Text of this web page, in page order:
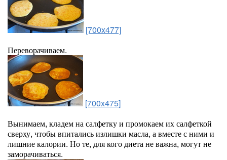
[700x477]
Переворачиваем.
[700x475]
Вынимаем, кладем на салфетку и промокаем их салфеткой
сверху, чтобы впитались излишки масла, а вместе с ними и
лишние калории. Но те, для кого диета не важна, могут не
заморачиваться.